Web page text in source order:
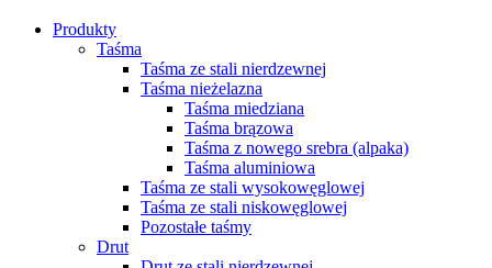
Produkty
Taśma
Taśma ze stali nierdzewnej
Taśma nieżelazna
Taśma miedziana
Taśma brązowa
Taśma z nowego srebra (alpaka)
Taśma aluminiowa
Taśma ze stali wysokowęglowej
Taśma ze stali niskowęglowej
Pozostałe taśmy
Drut